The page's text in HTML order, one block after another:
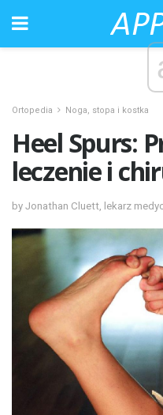
Ortopedia Noga, stopa i kostka
Heel Spurs:
leczenie i
by Jonathan Cluett, lekarz